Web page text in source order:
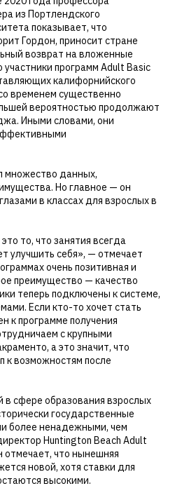
из Портлендского
показывает, что
Гордон, приносит стране
возврат на вложенные
программ Adult Basic
калифорнийского
временем существенно
вероятностью продолжают
Иными словами, они
множество данных,
Но главное — он
в классах для взрослых в
то, что занятия всегда
улучшить себя», — отмечает
очень позитивная и
преимущество — качество
теперь подключены к системе,
Если кто-то хочет стать
к программе получения
с крупными
а это значит, что
к возможностям после
сфере образования взрослых
государственные
более ненадежными, чем
Huntington Beach Adult
отмечает, что нынешняя
новой, хотя ставки для
высокими.